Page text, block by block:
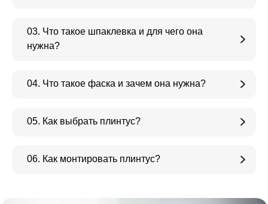
03. Что такое шпаклевка и для чего она
нужна?
04. Что такое фаска и зачем она нужна?
05. Как выбрать плинтус?
06. Как монтировать плинтус?